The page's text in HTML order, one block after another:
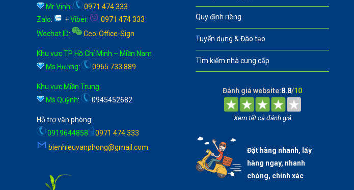
Mr Vinh:
0971 474 333
Zalo: +Viber:
0971 474 333
Wechat ID: Ceo-Office-Sign
Khu vực TP Hồ Chí Minh – Miền Nam
Ms Hương: 0965 733 889
Khu vực Miền Trung
Ms Quỳnh: 0945452682
Hỗ trợ văn phòng:
0919644858
0971 474 333
bienhieuvanphong@gmail.com
Quy định riêng
Tuyển dụng & Đào tạo
Tìm kiếm nhà cung cấp
Đánh giá website:8.8/10
Xem tất cả đánh giá
Đặt hàng nhanh, lấy
hàng ngay, nhanh
chóng, chính xác